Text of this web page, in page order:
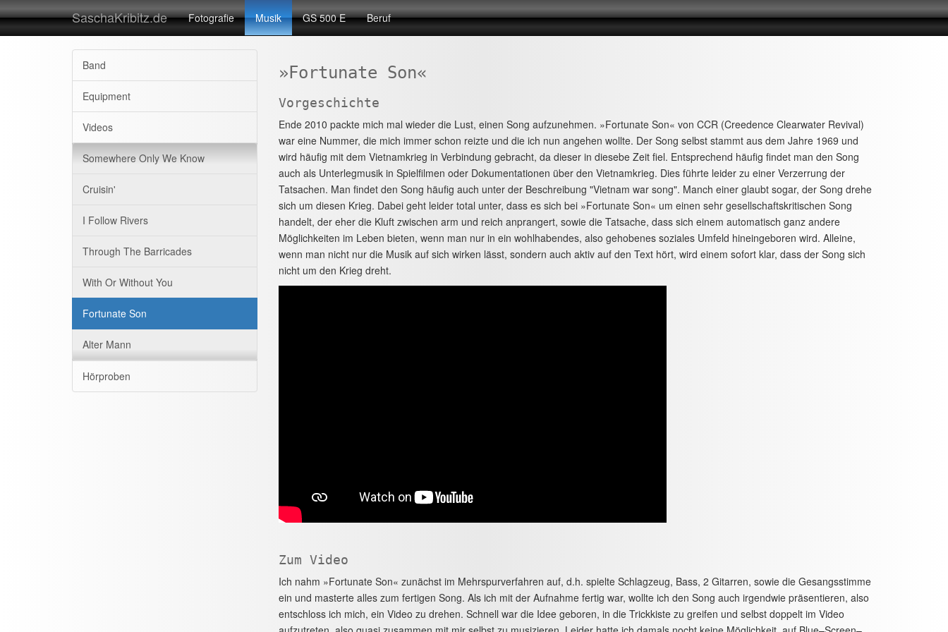
SaschaKribitz.de Fotografie Musik GS 500 E Beruf
Band
Equipment
Videos
Somewhere Only We Know
Cruisin'
I Follow Rivers
Through The Barricades
With Or Without You
Fortunate Son
Alter Mann
Hörproben
»Fortunate Son«
Vorgeschichte
Ende 2010 packte mich mal wieder die Lust, einen Song aufzunehmen. »Fortunate Son« von CCR (Creedence Clearwater Revival)
war eine Nummer, die mich immer schon reizte und die ich nun angehen wollte. Der Song selbst stammt aus dem Jahre 1969 und
wird häufig mit dem Vietnamkrieg in Verbindung gebracht, da dieser in diesebe Zeit fiel. Entsprechend häufig findet man den Song
auch als Unterlegmusik in Spielfilmen oder Dokumentationen über den Vietnamkrieg. Dies führte leider zu einer Verzerrung der
Tatsachen. Man findet den Song häufig auch unter der Beschreibung "Vietnam war song". Manch einer glaubt sogar, der Song drehe
sich um diesen Krieg. Dabei geht leider total unter, dass es sich bei »Fortunate Son« um einen sehr gesellschaftskritischen Song
handelt, der eher die Kluft zwischen arm und reich anprangert, sowie die Tatsache, dass sich einem automatisch ganz andere
Möglichkeiten im Leben bieten, wenn man nur in ein wohlhabendes, also gehobenes soziales Umfeld hineingeboren wird. Alleine,
wenn man nicht nur die Musik auf sich wirken lässt, sondern auch aktiv auf den Text hört, wird einem sofort klar, dass der Song sich
nicht um den Krieg dreht.
Zum Video
Ich nahm »Fortunate Son« zunächst im Mehrspurverfahren auf, d.h. spielte Schlagzeug, Bass, 2 Gitarren, sowie die Gesangsstimme
ein und masterte alles zum fertigen Song. Als ich mit der Aufnahme fertig war, wollte ich den Song auch irgendwie präsentieren, also
entschloss ich mich, ein Video zu drehen. Schnell war die Idee geboren, in die Trickkiste zu greifen und selbst doppelt im Video